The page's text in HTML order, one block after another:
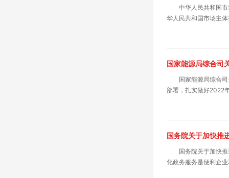
中华人民共和国
华人民共和国市场主
国家能源局综合司
国家能源局综合
部署，扎实做好2022
国务院关于加快推
国务院关于加快
化政务服务是便利企